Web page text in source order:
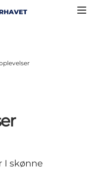
I skønne